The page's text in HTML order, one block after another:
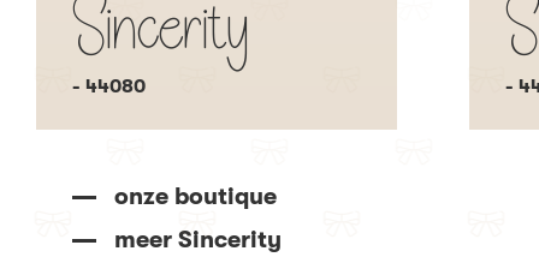
Sincerity
- 44080 -
onze boutique
meer Sincerity